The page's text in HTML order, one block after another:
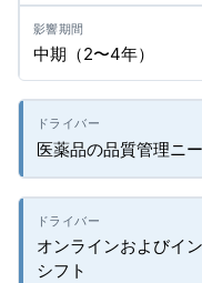
中期（2〜4年）
医薬品の品質管理ニ
オンラインおよびイ
シフト